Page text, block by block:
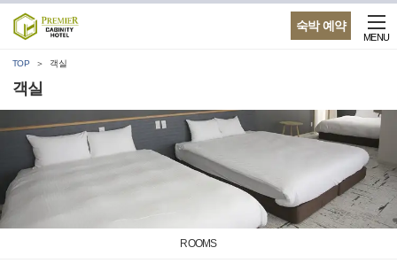
숙박 예약
MENU
TOP 객실
객실
ROOMS